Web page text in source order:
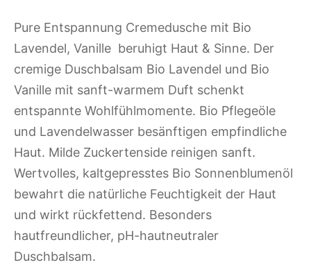
Pure Entspannung Cremedusche mit Bio
Lavendel, Vanille beruhigt Haut & Sinne. Der
cremige Duschbalsam Bio Lavendel und Bio
Vanille mit sanft-warmem Duft schenkt
entspannte Wohlfühlmomente. Bio Pflegeöle
und Lavendelwasser besänftigen empfindliche
Haut. Milde Zuckertenside reinigen sanft.
Wertvolles, kaltgepresstes Bio Sonnenblumenöl
bewahrt die natürliche Feuchtigkeit der Haut
und wirkt rückfettend. Besonders
hautfreundlicher, pH-hautneutraler
Duschbalsam.